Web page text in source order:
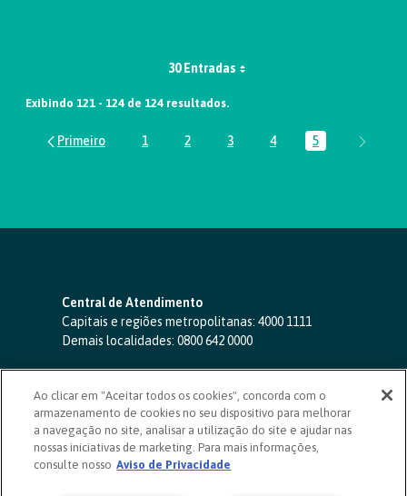
30 Entradas
Exibindo 121 - 124 de 124 resultados.
Página
1 Página
2 Página
3 Página
4 Página
5
Central de Atendimento
Capitais e regiões metropolitanas: 4000 1111
Demais localidades: 0800 642 0000
SAC 24 horas-0800 724 4420
Ouvidoria
0800 725 0996
(de segunda a sexta, das 8h às 20h)
ouvidoriasicoob.com.br
Deficientes auditivos ou de fala
Ao clicar em "Aceitar todos os cookies", concorda com o
armazenamento de cookies no seu dispositivo para melhorar
a navegação no site, analisar a utilização do site e ajudar nas
nossas iniciativas de marketing. Para mais informações,
consulte nosso Aviso de Privacidade